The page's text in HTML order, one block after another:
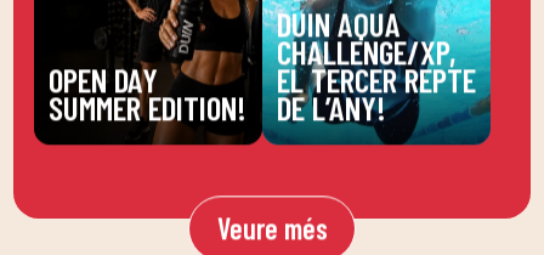
OPEN DAY
SUMMER EDITION!
DUIN AQUA
CHALLENGE/XP,
EL TERCER REPTE
DE L’ANY!
Veure més